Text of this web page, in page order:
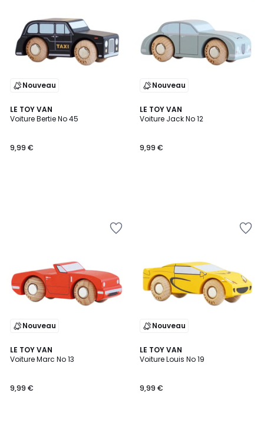
Nouveau
LE TOY VAN
Voiture Bertie No 45
9,99 €
Nouveau
LE TOY VAN
Voiture Jack No 12
9,99 €
Nouveau
LE TOY VAN
Voiture Marc No 13
9,99 €
Nouveau
LE TOY VAN
Voiture Louis No 19
9,99 €